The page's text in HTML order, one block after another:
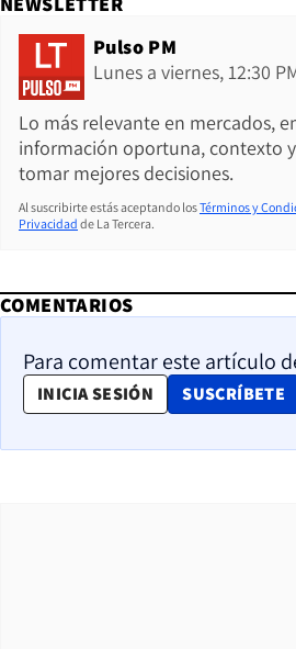
Pulso PM
Lunes a viernes, 12:30
Lo más relevante en mercados,
información oportuna, contexto
tomar mejores decisiones.
Al suscribirte estás aceptando losTérminos y
Privacidad de La Tercera.
COMENTARIOS
Para comentar este artículo
INICIA SESIÓN SUSCRÍBETE
OPENS IN